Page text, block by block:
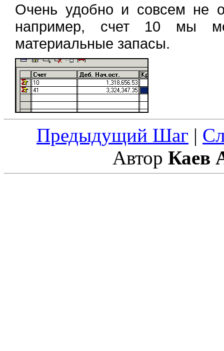
Очень удобно и совсем не
например, счет 10 мы
материальные запасы.
Предыдущий Шаг |
Автор Каев